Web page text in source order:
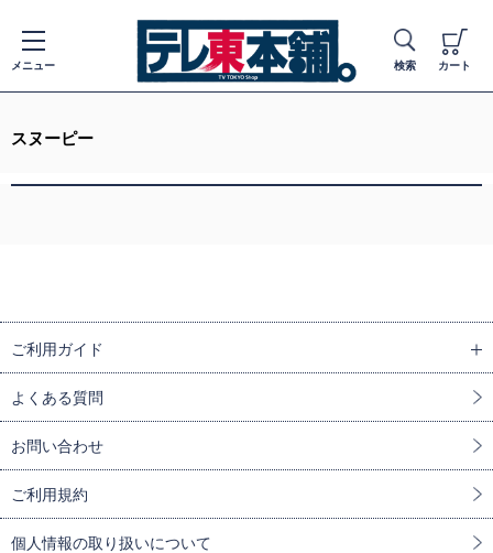
メニュー 検索 カート
スヌーピー
ご利用ガイド
よくある質問
お問い合わせ
ご利用規約
個人情報の取り扱いについて